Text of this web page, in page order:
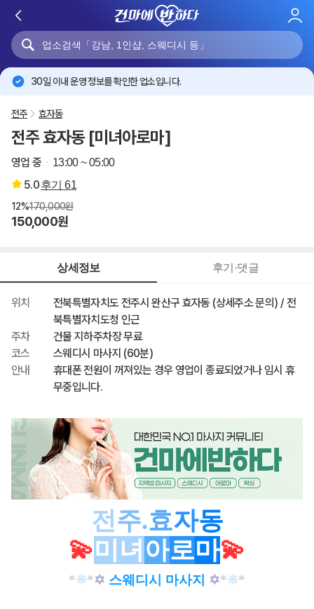
로
30일 이내 운영 정보를 확인한 업소입니다.
전주 효자동
전주 효자동 [미녀아로마]
영업 중 13:00 ~ 05:00
5.0후기61
12%170,000원
150,000원
상세정보 후기·댓글
위치
전북특별자치도 전주시 완산구 효자동 (상세주소 문의) / 전
북특별자치도청 인근
주차
건물 지하주차장 무료
코스
스웨디시 마사지 (60분)
안내
휴대폰 전원이 꺼져있는 경우 영업이 종료되었거나 임시 휴
무중입니다.
전주.효자동
💫미녀 아로마💫
*❊*✡ 스웨디시 마사지 ✡*❊*